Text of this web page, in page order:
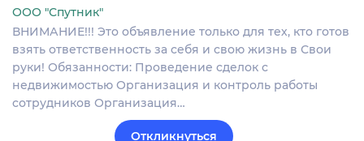
ООО "Спутник"
ВНИМАНИЕ!!! Это объявление только для тех, кто готов
взять ответственность за себя и свою жизнь в Свои
руки! Обязанности: Проведение сделок с
недвижимостью Организация и контроль работы
сотрудников Организация…
Откликнуться